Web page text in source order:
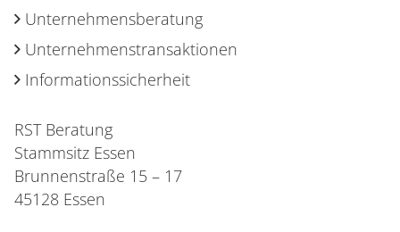
Unternehmensberatung
Unternehmenstransaktionen
Informationssicherheit
RST Beratung
Stammsitz Essen
Brunnenstraße 15 – 17
45128 Essen